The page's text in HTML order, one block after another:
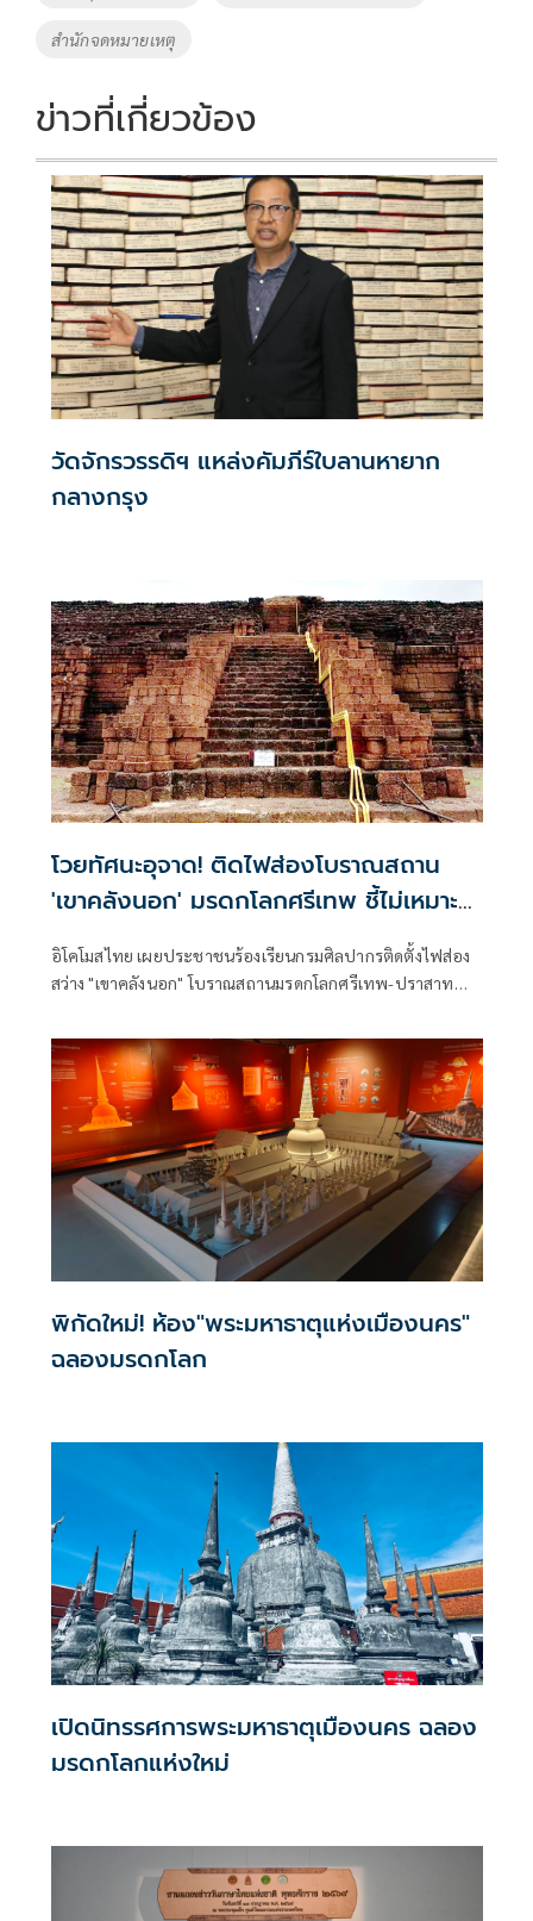
k
สำนักจดหมายเหตุ
ข่าวที่เกี่ยวข้อง
วัดจักรวรรดิฯ แหล่งคัมภีร์ใบลานหายาก
กลางกรุง
โวยทัศนะอุจาด! ติดไฟส่องโบราณสถาน
'เขาคลังนอก' มรดกโลกศรีเทพ ชี้ไม่เหมาะ
อิโคโมสไทย เผยประชาชนร้องเรียนกรมศิลปากรติดตั้งไฟส่อง
สว่าง "เขาคลังนอก" โบราณสถานมรดกโลกศรีเทพ-ปราสาท
เวท” ร่อนหนังสือถึงนายกฯ - รมว.วัฒนธรรม ห่วงกระทบทำ
เสนอขึ้นทะเบียน “ปราสาทเมืองต่ำ” เป็นมรดกโลก
พิกัดใหม่! ห้อง"พระมหาธาตุแห่งเมืองนคร"
ฉลองมรดกโลก
เปิดนิทรรศการพระมหาธาตุเมืองนคร ฉลอง
มรดกโลกแห่งใหม่